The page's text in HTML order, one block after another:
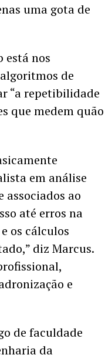
uma gota de
está nos
de
“a repetibilidade
que medem quão
em análise
associados ao
até erros na
os cálculos
diz Marcus.
e
de faculdade
da